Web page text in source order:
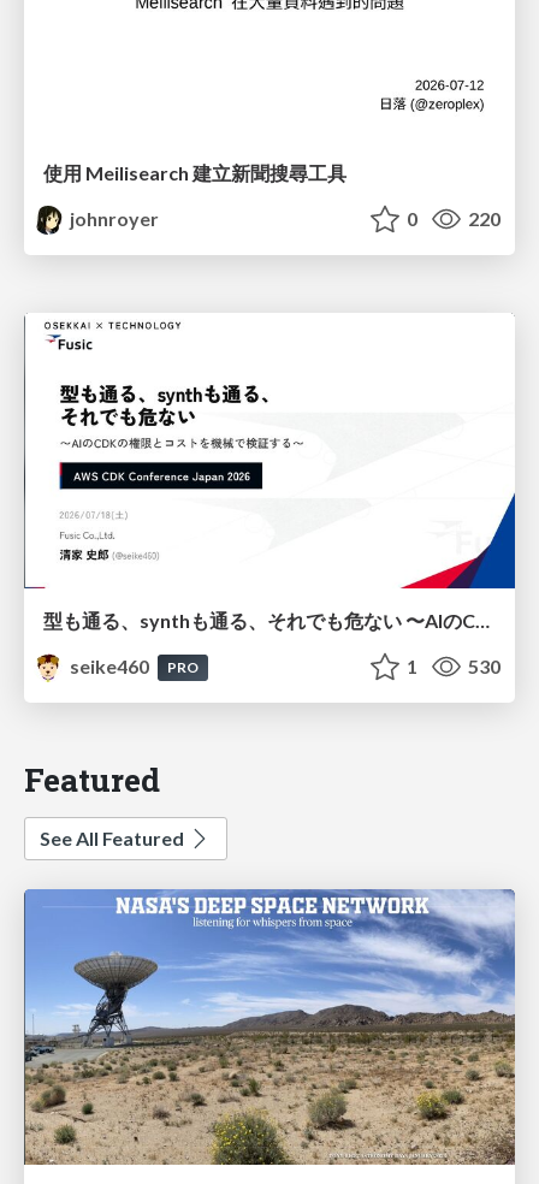
使用 Meilisearch 建立新聞搜尋工具
johnroyer
0 220
型も通る、synthも通る、それでも危ない 〜AIのCDKの権限とコストを機械で検証する〜 / It Passes Type Checks, It Passes Synth Checks, but It’s Still Risky — Automatically Verifying Permissions and Costs in AI’s CDK —
seike460
PRO 1 530
Featured
See All Featured